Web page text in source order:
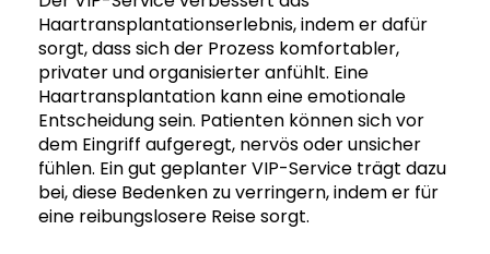
Haartransplantationserlebnis, indem er dafür
sorgt, dass sich der Prozess komfortabler,
privater und organisierter anfühlt. Eine
Haartransplantation kann eine emotionale
Entscheidung sein. Patienten können sich vor
dem Eingriff aufgeregt, nervös oder unsicher
fühlen. Ein gut geplanter VIP-Service trägt dazu
bei, diese Bedenken zu verringern, indem er für
eine reibungslosere Reise sorgt.